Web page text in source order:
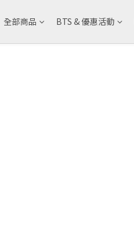
全部商品 BTS & 優惠活動